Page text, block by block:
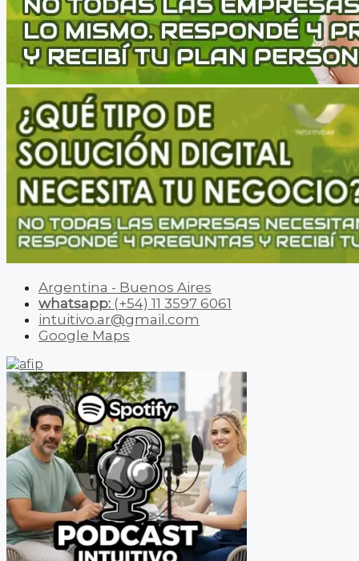
Argentina - Buenos Aires
whatsapp: (+54) 11 3597 6061
intuitivo.ar@gmail.com
Google Maps